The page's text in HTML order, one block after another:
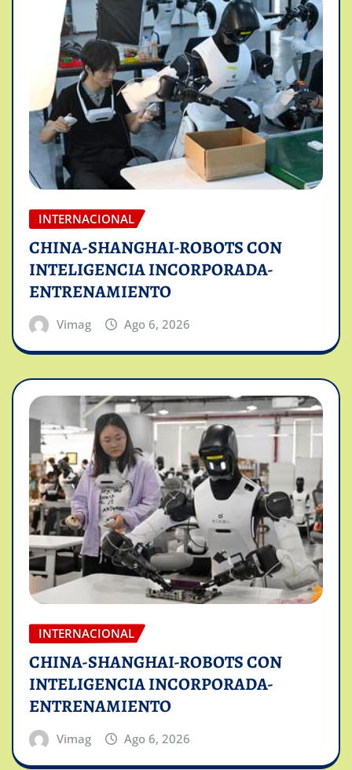
INTERNACIONAL
CHINA-SHANGHAI-ROBOTS CON
INTELIGENCIA INCORPORADA-
ENTRENAMIENTO
Vimag Ago 6, 2026
INTERNACIONAL
CHINA-SHANGHAI-ROBOTS CON
INTELIGENCIA INCORPORADA-
ENTRENAMIENTO
Vimag Ago 6, 2026